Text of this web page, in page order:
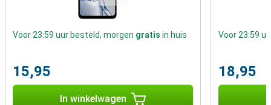
Voor 23:59 uur besteld, morgen gratis in huis
15,95
In winkelwagen
Voor 23:59
18,95